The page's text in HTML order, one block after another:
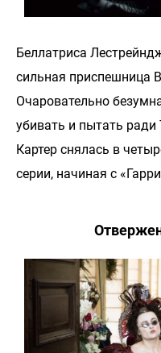
Беллатриса
сильная приспешница
Очаровательно
убивать и пытать
Картер снялась в
серии, начиная с